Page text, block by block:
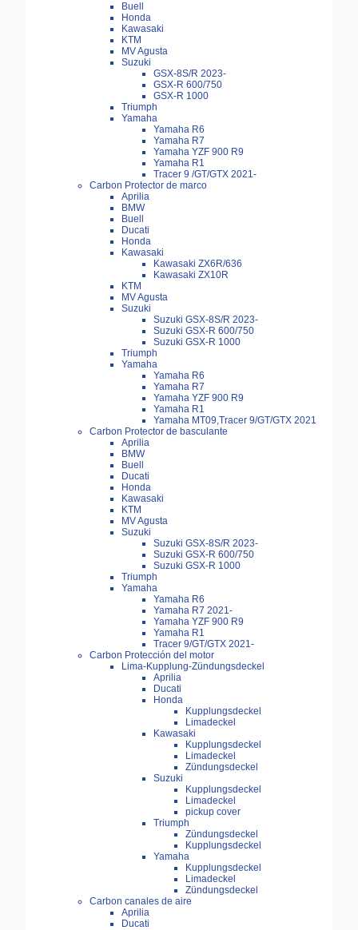
Buell
Honda
Kawasaki
KTM
MV Agusta
Suzuki
GSX-8S/R 2023-
GSX-R 600/750
GSX-R 1000
Triumph
Yamaha
Yamaha R6
Yamaha R7
Yamaha YZF 900 R9
Yamaha R1
Tracer 9 /GT/GTX 2021-
Carbon Protector de marco
Aprilia
BMW
Buell
Ducati
Honda
Kawasaki
Kawasaki ZX6R/636
Kawasaki ZX10R
KTM
MV Agusta
Suzuki
Suzuki GSX-8S/R 2023-
Suzuki GSX-R 600/750
Suzuki GSX-R 1000
Triumph
Yamaha
Yamaha R6
Yamaha R7
Yamaha YZF 900 R9
Yamaha R1
Yamaha MT09,Tracer 9/GT/GTX 2021
Carbon Protector de basculante
Aprilia
BMW
Buell
Ducati
Honda
Kawasaki
KTM
MV Agusta
Suzuki
Suzuki GSX-8S/R 2023-
Suzuki GSX-R 600/750
Suzuki GSX-R 1000
Triumph
Yamaha
Yamaha R6
Yamaha R7 2021-
Yamaha YZF 900 R9
Yamaha R1
Tracer 9/GT/GTX 2021-
Carbon Protección del motor
Lima-Kupplung-Zündungsdeckel
Aprilia
Ducati
Honda
Kupplungsdeckel
Limadeckel
Kawasaki
Kupplungsdeckel
Limadeckel
Zündungsdeckel
Suzuki
Kupplungsdeckel
Limadeckel
pickup cover
Triumph
Zündungsdeckel
Kupplungsdeckel
Yamaha
Kupplungsdeckel
Limadeckel
Zündungsdeckel
Carbon canales de aire
Aprilia
Ducati